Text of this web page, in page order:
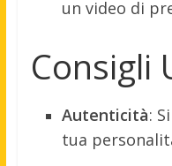
un video di
Consigli
Autenticità:
tua